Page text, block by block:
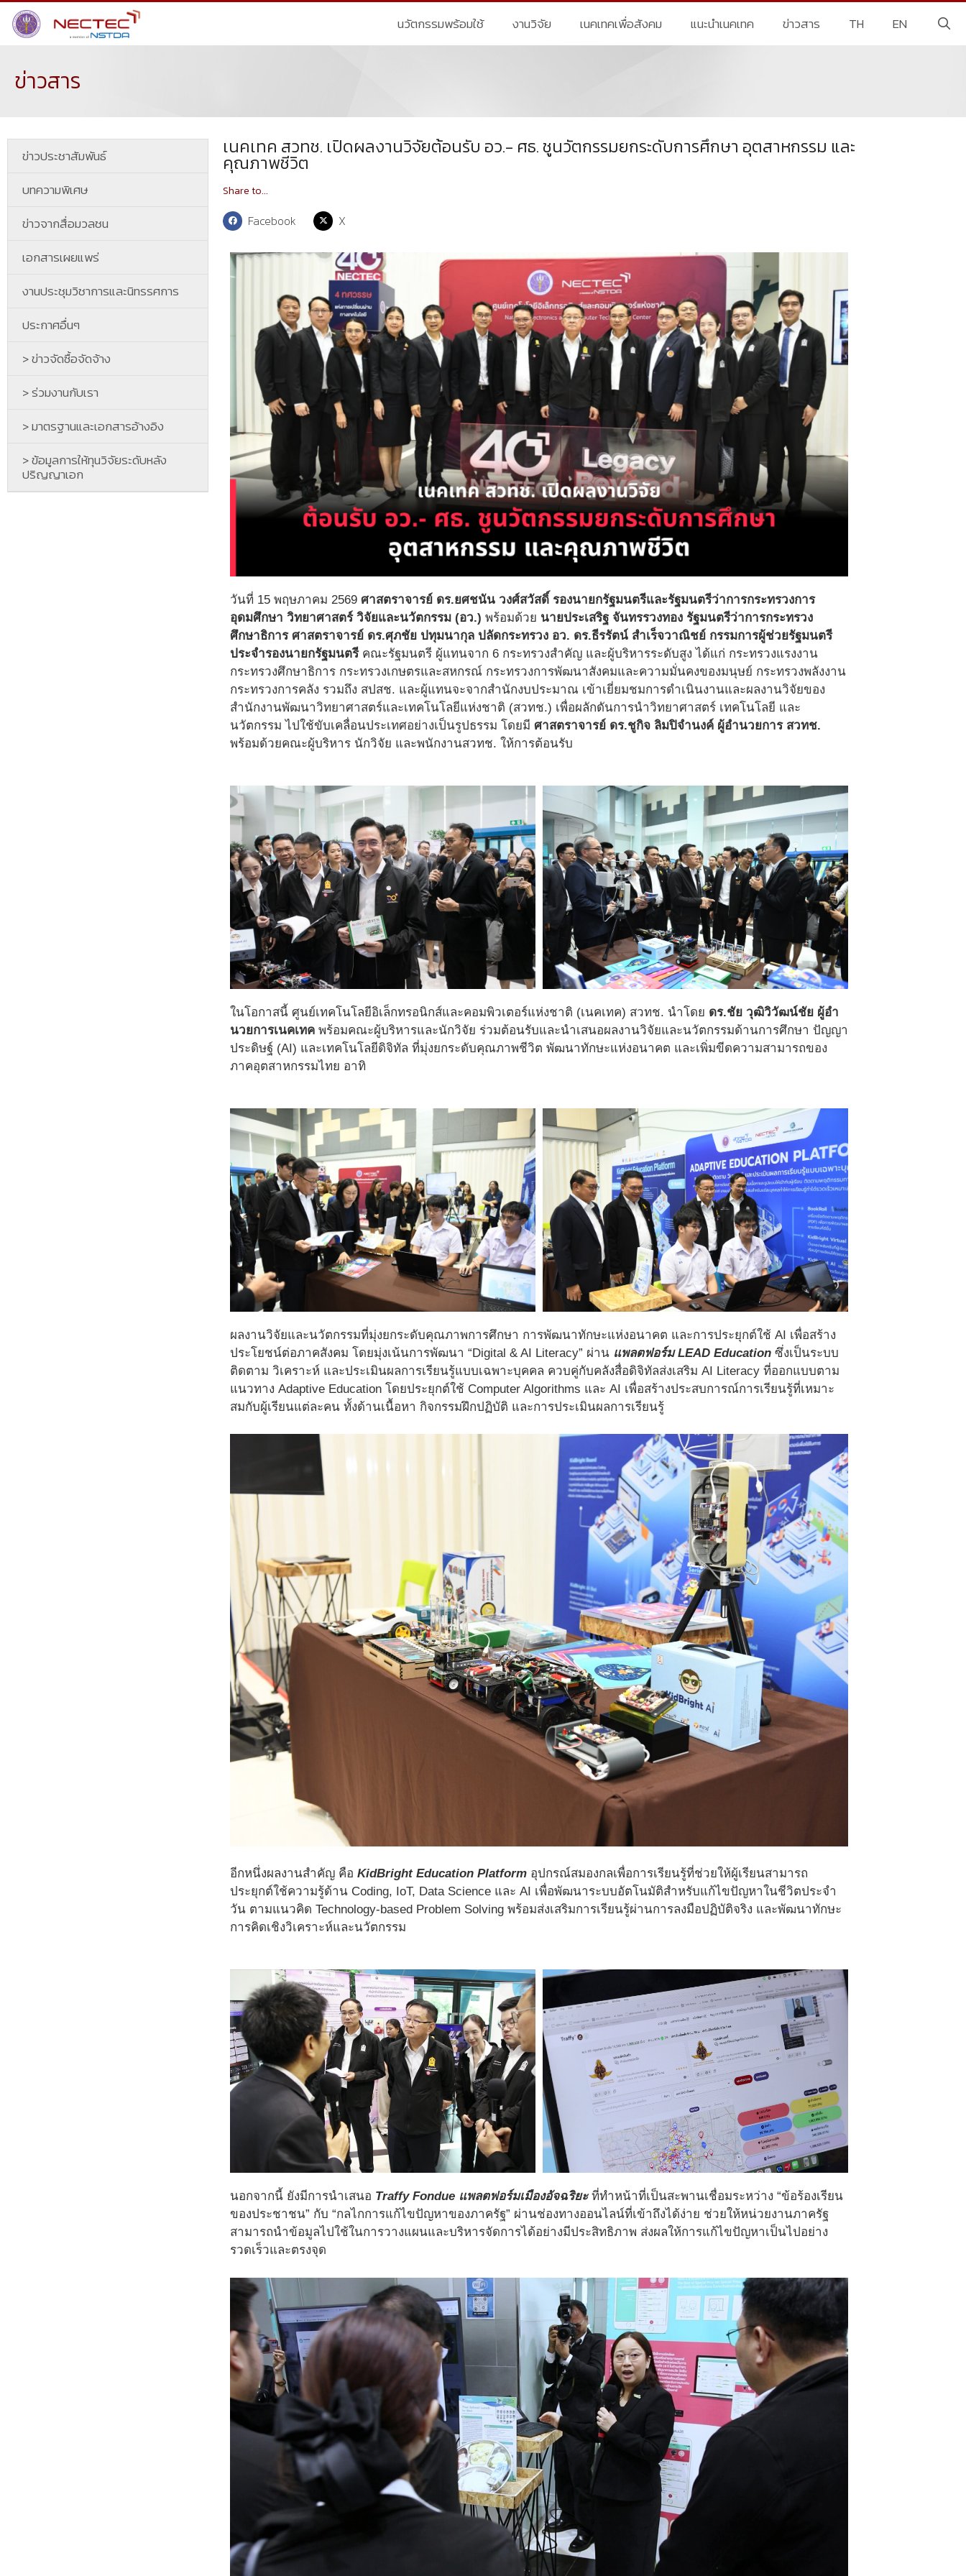
นวัตกรรมพร้อมใช้ งานวิจัย เนคเทคเพื่อสังคม แนะนำเนคเทค ข่าวสาร TH EN
ข่าวสาร
ข่าวประชาสัมพันธ์
บทความพิเศษ
ข่าวจากสื่อมวลชน
เอกสารเผยแพร่
งานประชุมวิชาการและนิทรรศการ
ประกาศอื่นๆ
> ข่าวจัดซื้อจัดจ้าง
> ร่วมงานกับเรา
> มาตรฐานและเอกสารอ้างอิง
> ข้อมูลการให้ทุนวิจัยระดับหลัง
ปริญญาเอก
เนคเทค สวทช. เปิดผลงานวิจัยต้อนรับ อว.- ศธ. ชูนวัตกรรมยกระดับการศึกษา อุตสาหกรรม และ
คุณภาพชีวิต
Share to...
Facebook X
วันที่ 15 พฤษภาคม 2569 ศาสตราจารย์ ดร.ยศชนัน วงศ์สวัสดิ์ รองนายกรัฐมนตรีและรัฐมนตรีว่าการกระทรวงการ
อุดมศึกษา วิทยาศาสตร์ วิจัยและนวัตกรรม (อว.) พร้อมด้วย นายประเสริฐ จันทรรวงทอง รัฐมนตรีว่าการกระทรวง
ศึกษาธิการ ศาสตราจารย์ ดร.ศุภชัย ปทุมนากุล ปลัดกระทรวง อว. ดร.ธีรรัตน์ สำเร็จวาณิชย์ กรรมการผู้ช่วยรัฐมนตรี
ประจำรองนายกรัฐมนตรีคณะรัฐมนตรี ผู้แทนจาก 6 กระทรวงสำคัญ และผู้บริหารระดับสูง ได้แก่ กระทรวงแรงงาน
กระทรวงศึกษาธิการ กระทรวงเกษตรและสหกรณ์ กระทรวงการพัฒนาสังคมและความมั่นคงของมนุษย์ กระทรวงพลังงาน
กระทรวงการคลัง รวมถึง สปสช. และผู้แทนจะจากสำนักงบประมาณ เข้าเยี่ยมชมการดำเนินงานและผลงานวิจัยของ
สำนักงานพัฒนาวิทยาศาสตร์และเทคโนโลยีแห่งชาติ (สวทช.) เพื่อผลักดันการนำวิทยาศาสตร์ เทคโนโลยี และ
นวัตกรรม ไปใช้ขับเคลื่อนประเทศอย่างเป็นรูปธรรม โดยมี ศาสตราจารย์ ดร.ชูกิจ ลิมปิจำนงค์ ผู้อำนวยการ สวทช.
พร้อมด้วยคณะผู้บริหาร นักวิจัย และพนักงานสวทช. ให้การต้อนรับ
ในโอกาสนี้ ศูนย์เทคโนโลยีอิเล็กทรอนิกส์และคอมพิวเตอร์แห่งชาติ (เนคเทค) สวทช. นำโดย ดร.ชัย วุฒิวิวัฒน์ชัย ผู้อำ
นวยการเนคเทค พร้อมคณะผู้บริหารและนักวิจัย ร่วมต้อนรับและนำเสนอผลงานวิจัยและนวัตกรรมด้านการศึกษา ปัญญา
ประดิษฐ์ (AI) และเทคโนโลยีดิจิทัล ที่มุ่งยกระดับคุณภาพชีวิต พัฒนาทักษะแห่งอนาคต และเพิ่มขีดความสามารถของ
ภาคอุตสาหกรรมไทย อาทิ
ผลงานวิจัยและนวัตกรรมที่มุ่งยกระดับคุณภาพการศึกษา การพัฒนาทักษะแห่งอนาคต และการประยุกต์ใช้ AI เพื่อสร้าง
ประโยชน์ต่อภาคสังคม โดยมุ่งเน้นการพัฒนา “Digital & AI Literacy” ผ่าน แพลตฟอร์ม LEAD Education ซึ่งเป็นระบบ
ติดตาม วิเคราะห์ และประเมินผลการเรียนรู้แบบเฉพาะบุคคล ควบคู่กับคลังสื่อดิจิทัลส่งเสริม AI Literacy ที่ออกแบบตาม
แนวทาง Adaptive Education โดยประยุกต์ใช้ Computer Algorithms และ AI เพื่อสร้างประสบการณ์การเรียนรู้ที่เหมาะ
สมกับผู้เรียนแต่ละคน ทั้งด้านเนื้อหา กิจกรรมฝึกปฏิบัติ และการประเมินผลการเรียนรู้
อีกหนึ่งผลงานสำคัญ คือ KidBright Education Platform อุปกรณ์สมองกลเพื่อการเรียนรู้ที่ช่วยให้ผู้เรียนสามารถ
ประยุกต์ใช้ความรู้ด้าน Coding, IoT, Data Science และ AI เพื่อพัฒนาระบบอัตโนมัติสำหรับแก้ไขปัญหาในชีวิตประจำ
วัน ตามแนวคิด Technology-based Problem Solving พร้อมส่งเสริมการเรียนรู้ผ่านการลงมือปฏิบัติจริง และพัฒนาทักษะ
การคิดเชิงวิเคราะห์และนวัตกรรม
นอกจากนี้ ยังมีการนำเสนอ Traffy Fondue แพลตฟอร์มเมืองอัจฉริยะที่ทำหน้าที่เป็นสะพานเชื่อมระหว่าง “ข้อร้องเรียน
ของประชาชน” กับ “กลไกการแก้ไขปัญหาของภาครัฐ” ผ่านช่องทางออนไลน์ที่เข้าถึงได้ง่าย ช่วยให้หน่วยงานภาครัฐ
สามารถนำข้อมูลไปใช้ในการวางแผนและบริหารจัดการได้อย่างมีประสิทธิภาพ ส่งผลให้การแก้ไขปัญหาเป็นไปอย่าง
รวดเร็วและตรงจุด